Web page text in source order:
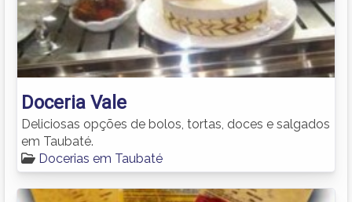
Doceria Vale
Deliciosas opções de bolos, tortas, doces e salgados
em Taubaté.
Docerias em Taubaté